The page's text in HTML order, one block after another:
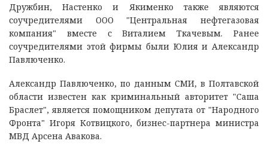
Дружбин, Настенко и Якименко также являются
соучредителями ООО "Центральная нефтегазовая
компания" вместе с Виталием Ткачевым. Ранее
соучредителями этой фирмы были Юлия и Александр
Павлюченко.
Александр Павлюченко, по данным СМИ, в Полтавской
области известен как криминальный авторитет "Саша
Браслет", является помощником депутата от "Народного
Фронта" Игоря Котвицкого, бизнес-партнера министра
МВД Арсена Авакова.